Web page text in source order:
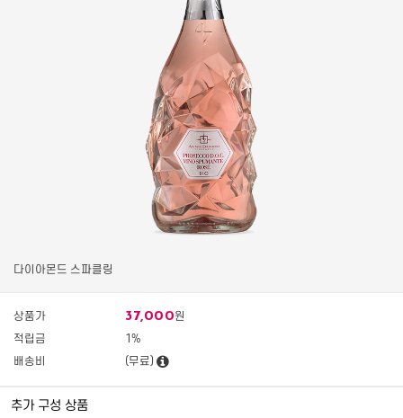
다이아몬드 스파클링
상품가 37,000원
적립금
1%
배송비
(무료)
추가 구성 상품